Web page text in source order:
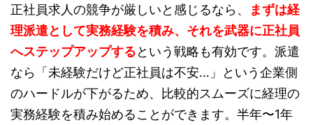
正社員求人の競争が厳しいと感じるなら、
まずは経
理派遣として実務経験を積み、それを武器に正社員
へステップアップするという戦略も有効です。派遣
なら「未経験だけど正社員は不安…」という企業側
のハードルが下がるため、比較的スムーズに経理の
実務経験を積み始めることができます。半年〜1年